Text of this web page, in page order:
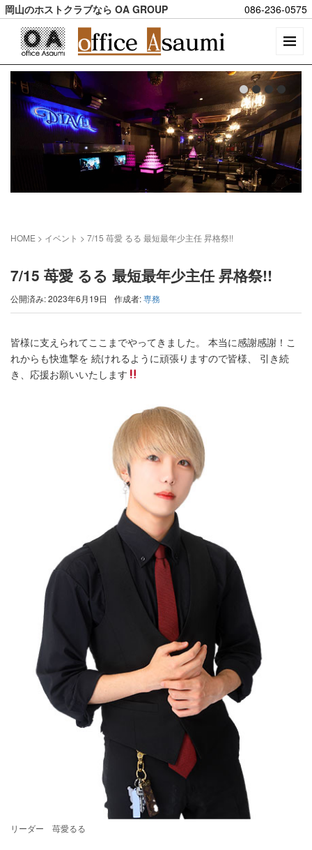
岡山のホストクラブなら OA GROUP 086-236-0575
HOME > イベント > 7/15 苺愛 るる 最短最年少主任 昇格祭!!
7/15 苺愛 るる 最短最年少主任 昇格祭!!
公開済み: 2023年6月19日 作成者:専務
皆様に支えられてここまでやってきました。 本当に感謝感謝！こ
れからも快進撃を 続けれるように頑張りますので皆様、 引き続
き、応援お願いいたします
リーダー 苺愛るる